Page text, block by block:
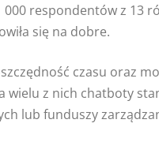
respondentów z 13
się na dobre.
czasu oraz
wielu z nich chatboty
lub funduszy